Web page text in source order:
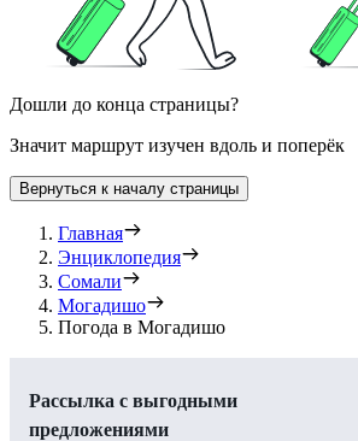
Дошли до конца страницы?
Значит маршрут изучен вдоль и поперёк
Вернуться к началу страницы
Главная
Энциклопедия
Сомали
Могадишо
Погода в Могадишо
Рассылка с выгодными
предложениями